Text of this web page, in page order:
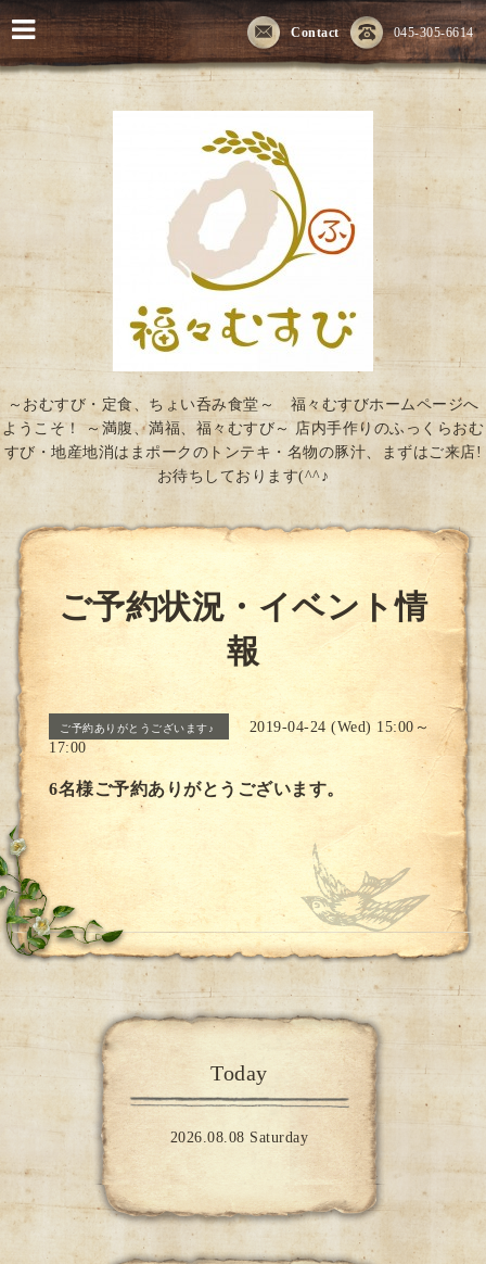
045-305-6614
Contact
～おむすび・定食、ちょい呑み食堂～ 福々むすびホームページへ
ようこそ！ ～満腹、満福、福々むすび～ 店内手作りのふっくらおむ
すび・地産地消はまポークのトンテキ・名物の豚汁、まずはご来店!
お待ちしております(^^♪
ご予約状況・イベント情
報
ご予約ありがとうございます♪
2019-04-24 (Wed) 15:00～
17:00
6名様ご予約ありがとうございます。
Today
2026.08.08 Saturday